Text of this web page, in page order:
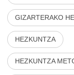
GIZARTERAKO
HEZKUNTZA
HEZKUNTZA